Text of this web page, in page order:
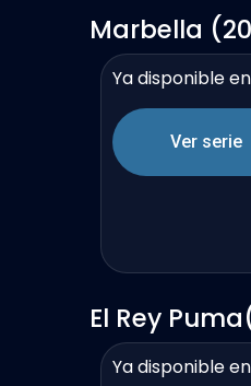
Marbella
Ya disponible
Ver serie
El Rey
Ya disponible